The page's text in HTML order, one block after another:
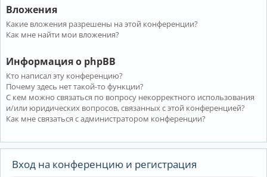
Вложения
Какие вложения разрешены на этой конференции?
Как мне найти мои вложения?
Информация о phpBB
Кто написал эту конференцию?
Почему здесь нет такой-то функции?
С кем можно связаться по вопросу некорректного использования
и/или юридических вопросов, связанных с этой конференцией?
Как мне связаться с администратором конференции?
Вход на конференцию и регистрация